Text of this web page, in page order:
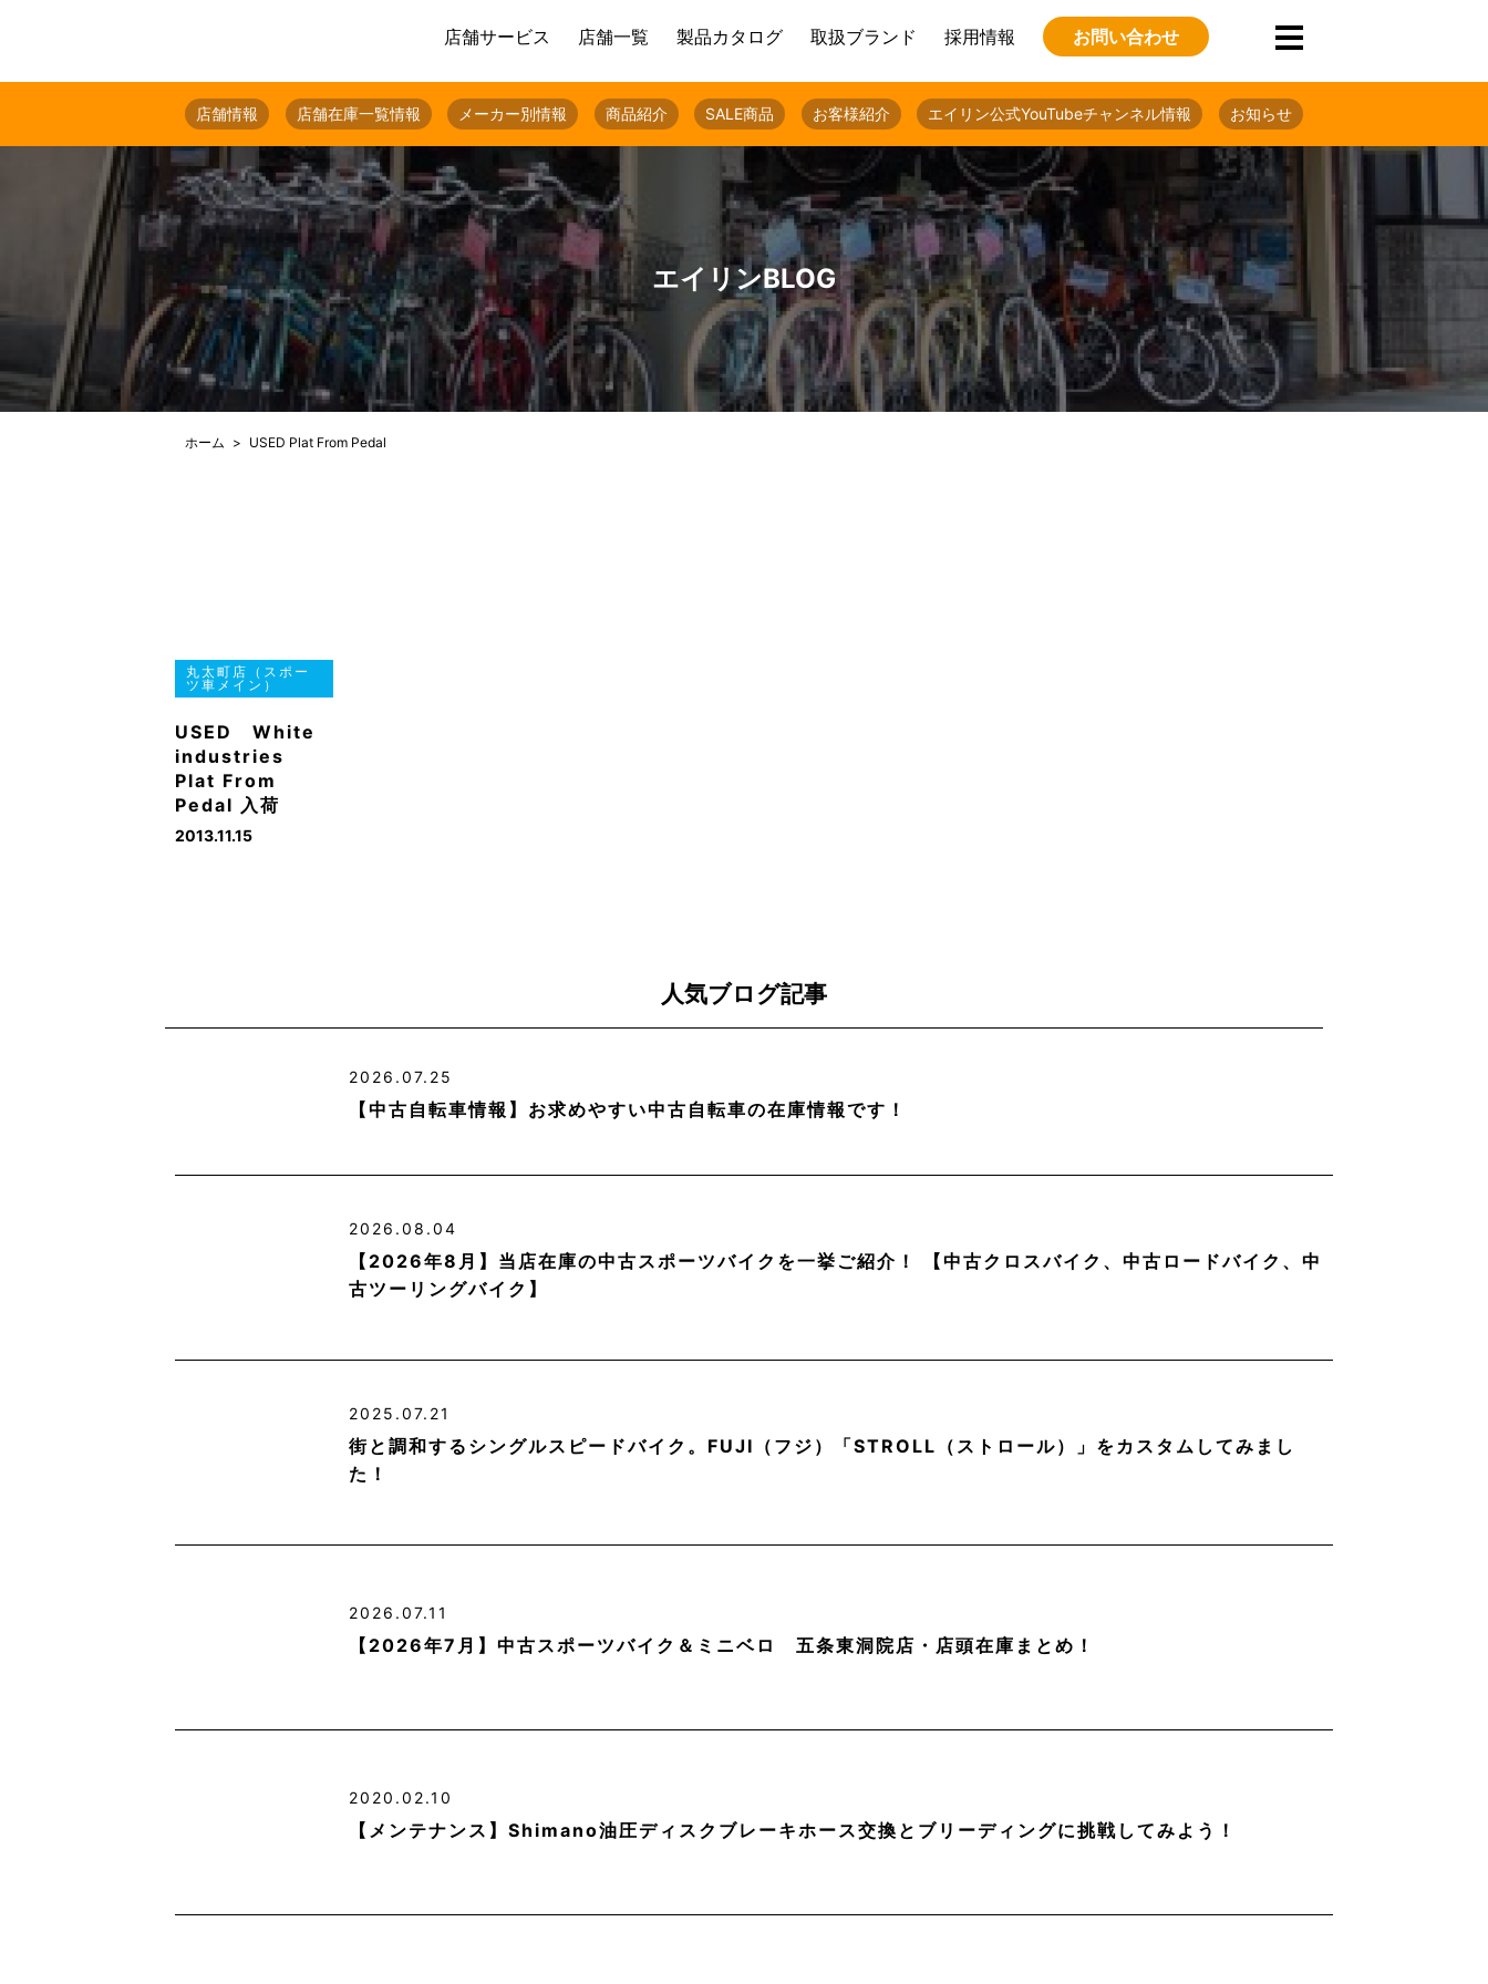
店舗サービス 店舗一覧 製品カタログ 取扱ブランド 採用情報 お問い合わせ
店舗情報 店舗在庫一覧情報 メーカー別情報 商品紹介 SALE商品 お客様紹介 エイリン公式YouTubeチャンネル情報 お知らせ
エイリンBLOG
ホーム USED Plat From Pedal
丸太町店（スポー
ツ車メイン）
USED White
industries
Plat From
Pedal 入荷
2013.11.15
人気ブログ記事
2026.07.25
【中古自転車情報】お求めやすい中古自転車の在庫情報です！
2026.08.04
【2026年8月】当店在庫の中古スポーツバイクを一挙ご紹介！ 【中古クロスバイク、中古ロードバイク、中
古ツーリングバイク】
2025.07.21
街と調和するシングルスピードバイク。FUJI（フジ）「STROLL（ストロール）」をカスタムしてみまし
た！
2026.07.11
【2026年7月】中古スポーツバイク＆ミニベロ 五条東洞院店・店頭在庫まとめ！
2020.02.10
【メンテナンス】Shimano油圧ディスクブレーキホース交換とブリーディングに挑戦してみよう！